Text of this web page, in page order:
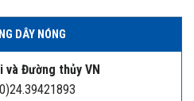
DÂY NÓNG
và Đường thủy VN